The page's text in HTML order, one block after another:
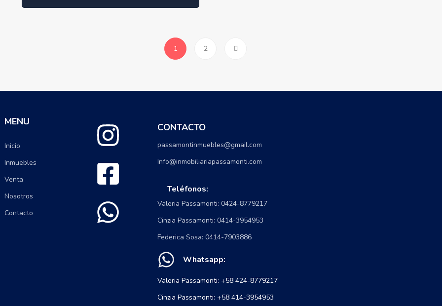
1 2
MENU
Inicio
Inmuebles
Venta
Nosotros
Contacto
CONTACTO
passamontinmuebles@gmail.com
Info@inmobiliariapassamonti.com
Teléfonos:
Valeria Passamonti: 0424-8779217
Cinzia Passamonti: 0414-3954953
Federica Sosa: 0414-7903886
Whatsapp:
Valeria Passamonti: +58 424-8779217
Cinzia Passamonti: +58 414-3954953